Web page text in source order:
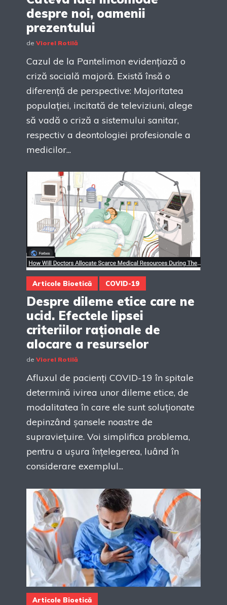
despre noi, oamenii
prezentului
de Viorel Rotilă
Cazul de la Pantelimon evidențiază o
criză socială majoră. Există însă o
diferență de perspective: Majoritatea
populației, incitată de televiziuni, alege
să vadă o criză a sistemului sanitar,
respectiv a deontologiei profesionale a
medicilor...
Articole Bioetică COVID-19
Despre dileme etice care ne
ucid. Efectele lipsei
criteriilor raționale de
alocare a resurselor
de Viorel Rotilă
Afluxul de pacienți COVID-19 în spitale
determină ivirea unor dileme etice, de
modalitatea în care ele sunt soluționate
depinzând șansele noastre de
supraviețuire. Voi simplifica problema,
pentru a ușura înțelegerea, luând în
considerare exemplul...
Articole Bioetică